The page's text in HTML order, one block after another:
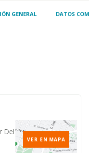
GENERAL DATOS
Del
VER EN MAPA